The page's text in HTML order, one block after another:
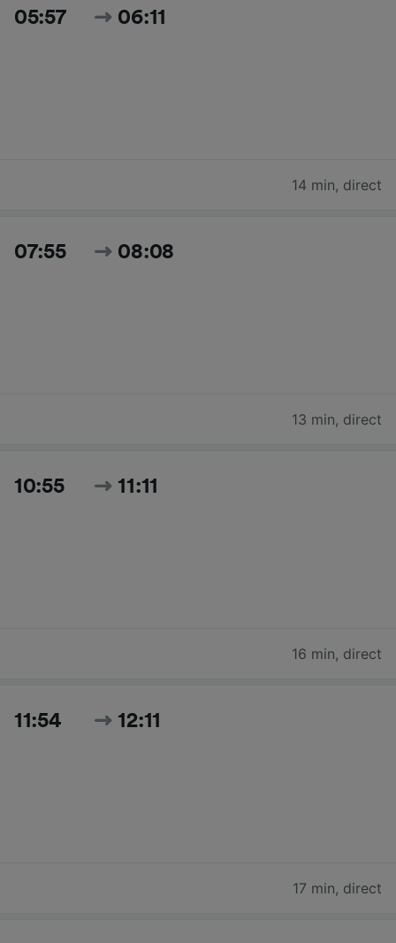
05:57 06:11
14 min, direct
07:55 08:08
13 min, direct
10:55 11:11
16 min, direct
11:54 12:11
17 min, direct